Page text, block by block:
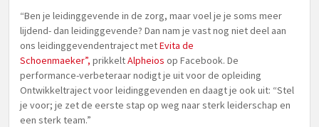
“Ben je leidinggevende in de zorg, maar voel je je soms meer
lijdend- dan leidinggevende? Dan nam je vast nog niet deel aan
ons leidinggevendentraject metEvita de
Schoenmaeker”, prikkeltAlpheios op Facebook. De
performance-verbeteraar nodigt je uit voor de opleiding
Ontwikkeltraject voor leidinggevenden en daagt je ook uit: “Stel
je voor; je zet de eerste stap op weg naar sterk leiderschap en
een sterk team.”